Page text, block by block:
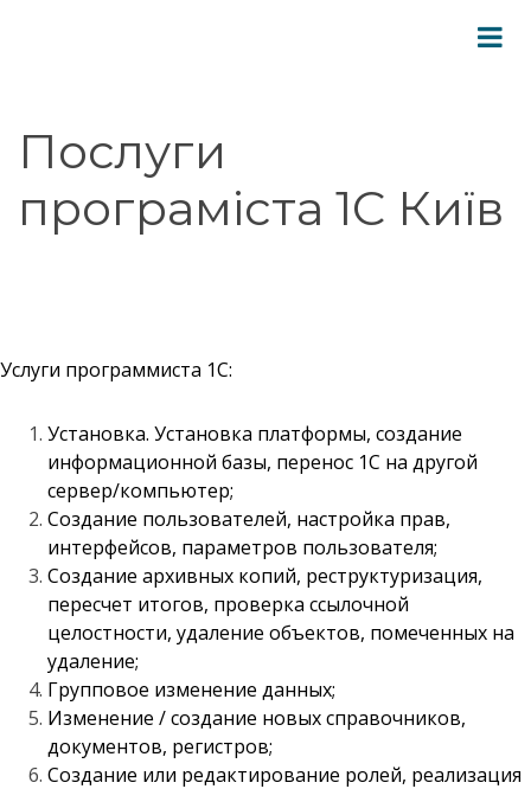
Послуги
програміста 1С Київ
Услуги программиста 1С:
Установка. Установка платформы, создание
информационной базы, перенос 1С на другой
сервер/компьютер;
Создание пользователей, настройка прав,
интерфейсов, параметров пользователя;
Создание архивных копий, реструктуризация,
пересчет итогов, проверка ссылочной
целостности, удаление объектов, помеченных на
удаление;
Групповое изменение данных;
Изменение / создание новых справочников,
документов, регистров;
Создание или редактирование ролей, реализация